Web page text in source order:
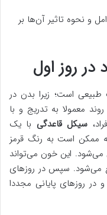
و نحوه تاثیر آن‌ها بر
روز اول
طبیعی است؛ زیرا بدن در
معمولا به تدریج و با
سیکل قاعدگی با یک
ممکن است به رنگ قرمز
می‌شود. این خون می‌تواند
می‌شود. سپس در روزهای
روزهای پایانی مجددا